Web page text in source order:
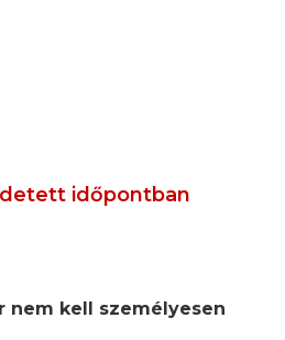
időpontban
nem kell személyesen